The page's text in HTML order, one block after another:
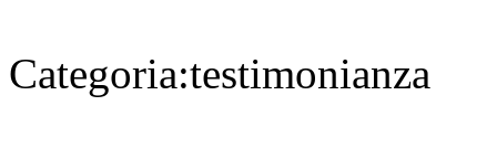
Categoria:testimonianza